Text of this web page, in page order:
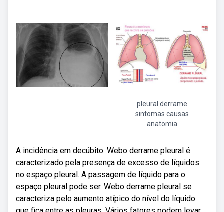
pleural derrame
sintomas causas
anatomia
A incidência em decúbito. Webo derrame pleural é
caracterizado pela presença de excesso de líquidos
no espaço pleural. A passagem de líquido para o
espaço pleural pode ser. Webo derrame pleural se
caracteriza pelo aumento atípico do nível do líquido